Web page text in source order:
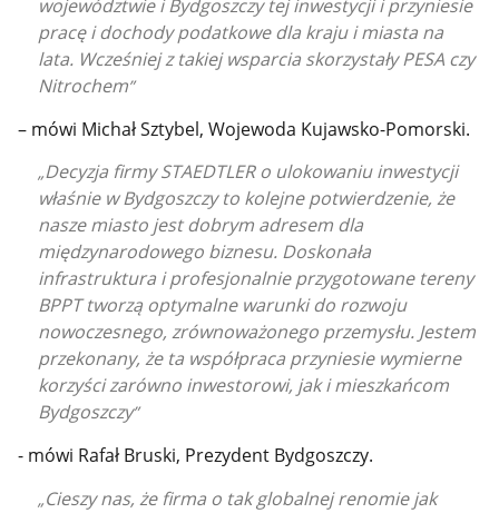
województwie i Bydgoszczy tej inwestycji i przyniesie
pracę i dochody podatkowe dla kraju i miasta na
lata. Wcześniej z takiej wsparcia skorzystały PESA czy
Nitrochem
– mówi Michał Sztybel, Wojewoda Kujawsko-Pomorski.
Decyzja firmy STAEDTLER o ulokowaniu inwestycji
właśnie w Bydgoszczy to kolejne potwierdzenie, że
nasze miasto jest dobrym adresem dla
międzynarodowego biznesu. Doskonała
infrastruktura i profesjonalnie przygotowane tereny
BPPT tworzą optymalne warunki do rozwoju
nowoczesnego, zrównoważonego przemysłu. Jestem
przekonany, że ta współpraca przyniesie wymierne
korzyści zarówno inwestorowi, jak i mieszkańcom
Bydgoszczy
- mówi Rafał Bruski, Prezydent Bydgoszczy.
Cieszy nas, że firma o tak globalnej renomie jak